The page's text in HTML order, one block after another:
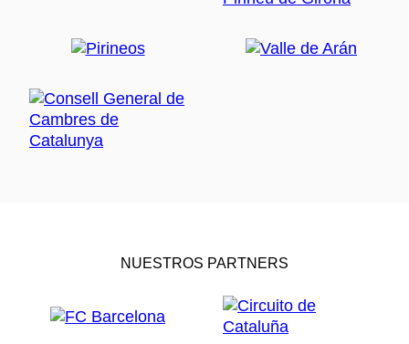
NUESTROS PARTNERS